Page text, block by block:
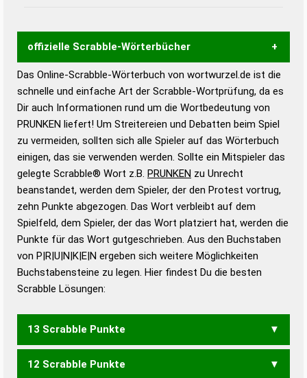
offizielle Scrabble-Wörterbücher
Wortwurzel liefert mit Hilfe eines semantischen
Wortanalyse-Algorithmus gute Anhaltspunkte zu
Wortbedeutung, Worttrennung und Wortform, um die
Gültigkeit eines Wortes für das Scrabble-Spiel zu
bestimmen!
zugelassene Turnier Scrabble-
Wörterbücher sind:
Duden – Standardwerk in 12 Bänden
Duden – Richtiges und gutes
Deutsch
Duden – Die deutsche Grammatik
Duden – Deutsches
Das Online-Scrabble-Wörterbuch von wortwurzel.de ist die
schnelle und einfache Art der Scrabble-Wortprüfung, da es
Dir auch Informationen rund um die Wortbedeutung von
PRUNKEN liefert! Um Streitereien und Debatten beim Spiel
zu vermeiden, sollten sich alle Spieler auf das Wörterbuch
einigen, das sie verwenden werden. Sollte ein Mitspieler das
gelegte Scrabble® Wort z.B. PRUNKEN zu Unrecht
beanstandet, werden dem Spieler, der den Protest vortrug,
zehn Punkte abgezogen. Das Wort verbleibt auf dem
Spielfeld, dem Spieler, der das Wort platziert hat, werden die
Punkte für das Wort gutgeschrieben. Aus den Buchstaben
von P|R|U|N|K|E|N ergeben sich weitere Möglichkeiten
Buchstabensteine zu legen. Hier findest Du die besten
Scrabble Lösungen:
13 Scrabble Punkte
PUNKERN
12 Scrabble Punkte